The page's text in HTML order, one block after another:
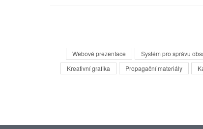
Webové prezentace Systém pro správu
Kreativní grafika
Propagační materiály